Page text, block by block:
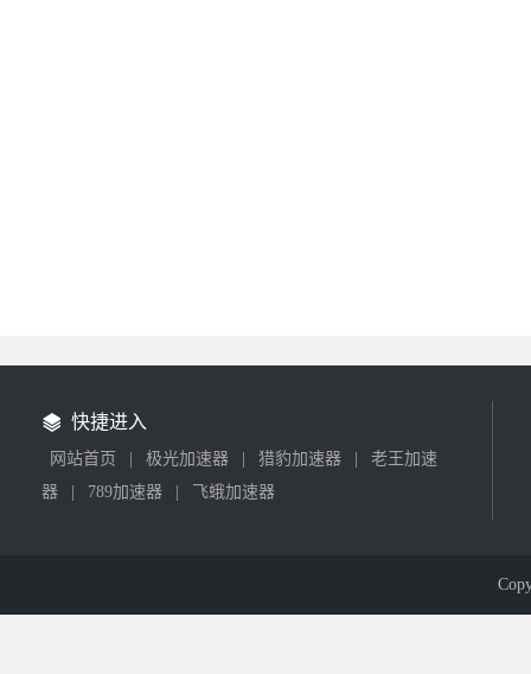
快捷进入
网站首页 极光加速器 猎豹加速器
老王加速
器
789加速器 飞蛾加速器